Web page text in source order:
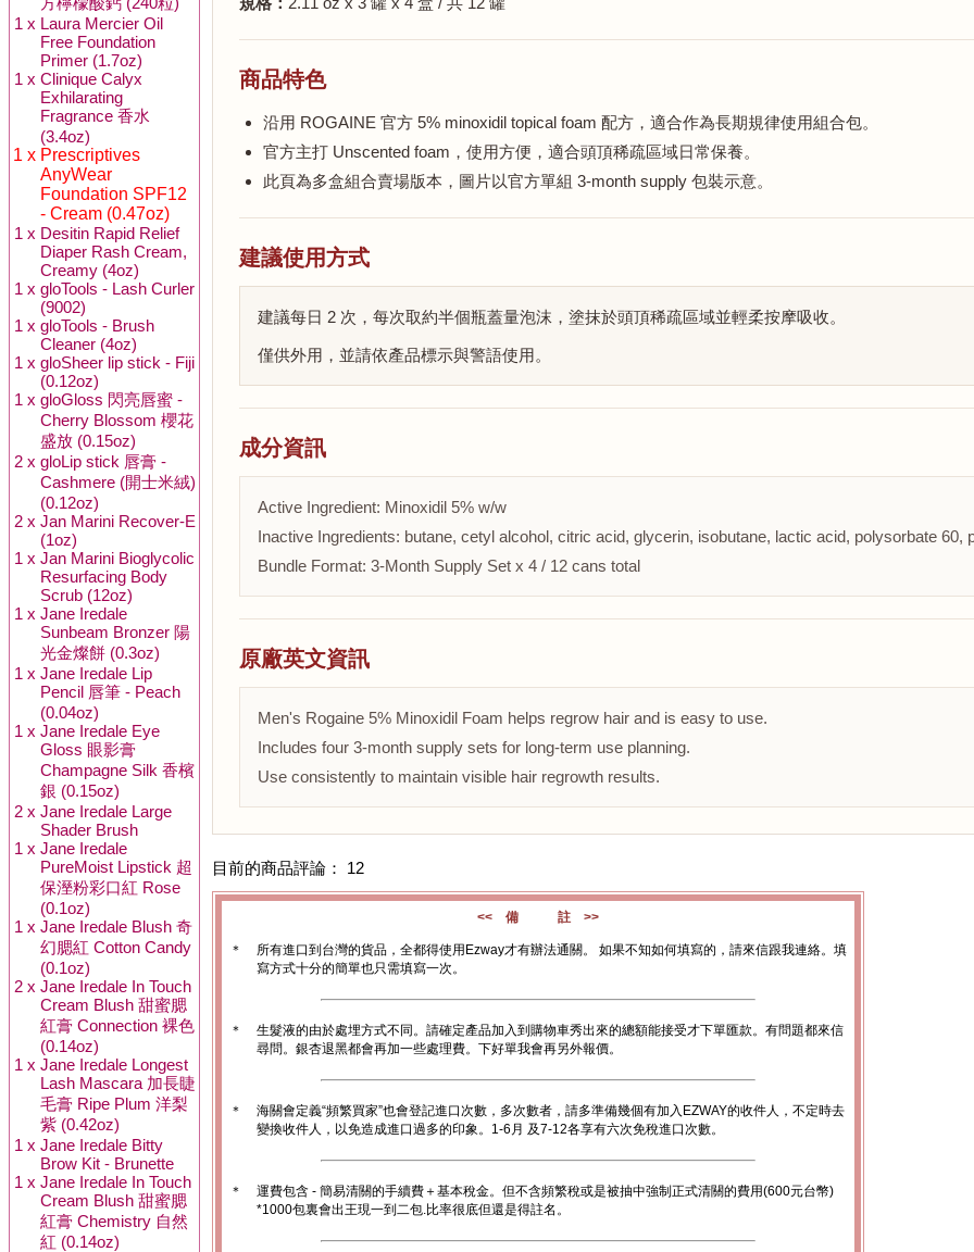
1 x Laura Mercier Oil
Free Foundation
Primer (1.7oz)
1 x Clinique Calyx
Exhilarating
Fragrance 香水
(3.4oz)
1 x Prescriptives
AnyWear
Foundation SPF12
- Cream (0.47oz)
1 x Desitin Rapid Relief
Diaper Rash Cream,
Creamy (4oz)
1 x gloTools - Lash Curler
(9002)
1 x gloTools - Brush
Cleaner (4oz)
1 x gloSheer lip stick - Fiji
(0.12oz)
1 x gloGloss 閃亮唇蜜 -
Cherry Blossom 櫻花
盛放 (0.15oz)
2 x gloLip stick 唇膏 -
Cashmere (開士米絨)
(0.12oz)
2 x Jan Marini Recover-E
(1oz)
1 x Jan Marini Bioglycolic
Resurfacing Body
Scrub (12oz)
1 x Jane Iredale
Sunbeam Bronzer 陽
光金燦餅 (0.3oz)
1 x Jane Iredale Lip
Pencil 唇筆 - Peach
(0.04oz)
1 x Jane Iredale Eye
Gloss 眼影膏
Champagne Silk 香檳
銀 (0.15oz)
2 x Jane Iredale Large
Shader Brush
1 x Jane Iredale
PureMoist Lipstick 超
保溼粉彩口紅 Rose
(0.1oz)
1 x Jane Iredale Blush 奇
幻腮紅 Cotton Candy
(0.1oz)
2 x Jane Iredale In Touch
Cream Blush 甜蜜腮
紅膏 Connection 裸色
(0.14oz)
1 x Jane Iredale Longest
Lash Mascara 加長睫
毛膏 Ripe Plum 洋梨
紫 (0.42oz)
1 x Jane Iredale Bitty
Brow Kit - Brunette
1 x Jane Iredale In Touch
Cream Blush 甜蜜腮
紅膏 Chemistry 自然
紅 (0.14oz)
商品特色
沿用 ROGAINE 官方 5% minoxidil topical foam 配方，適合作為長期規律使用組合包。
官方主打 Unscented foam，使用方便，適合頭頂稀疏區域日常保養。
此頁為多盒組合賣場版本，圖片以官方單組 3-month supply 包裝示意。
建議使用方式
建議每日 2 次，每次取約半個瓶蓋量泡沫，塗抹於頭頂稀疏區域並輕柔按摩吸收。
僅供外用，並請依產品標示與警語使用。
成分資訊
Active Ingredient: Minoxidil 5% w/w
Inactive Ingredients: butane, cetyl alcohol, citric acid, glycerin, isobutane, lactic acid, polysorbate 60,
Bundle Format: 3-Month Supply Set x 4 / 12 cans total
原廠英文資訊
Men's Rogaine 5% Minoxidil Foam helps regrow hair and is easy to use.
Includes four 3-month supply sets for long-term use planning.
Use consistently to maintain visible hair regrowth results.
目前的商品評論： 12
<< 備 註 >>
＊
所有進口到台灣的貨品，全都得使用Ezway才有辦法通關。 如果不知如何填寫的，請來信跟我連絡。填
寫方式十分的簡單也只需填寫一次。
＊
生髮液的由於處埋方式不同。請確定產品加入到購物車秀出來的總額能接受才下單匯款。有問題都來信
尋問。銀杏退黑都會再加一些處理費。下好單我會再另外報價。
＊
海關會定義“頻繁買家”也會登記進口次數，多次數者，請多準備幾個有加入EZWAY的收件人，不定時去
變換收件人，以免造成進口過多的印象。1-6月 及7-12各享有六次免稅進口次數。
＊
運費包含 - 簡易清關的手續費＋基本稅金。但不含頻繁稅或是被抽中強制正式清關的費用(600元台幣)
*1000包裏會出王現一到二包.比率很底但還是得註名。